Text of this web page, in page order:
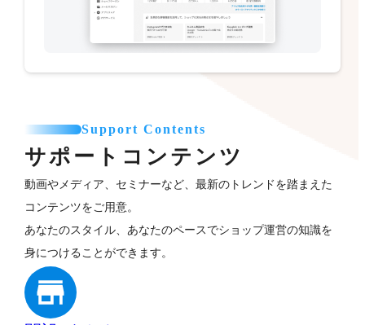
Support Contents
サポートコンテンツ
動画やメディア、セミナーなど、最新のトレンドを踏まえた
コンテンツをご用意。
あなたのスタイル、あなたのペースでショップ運営の知識を
身につけることができます。